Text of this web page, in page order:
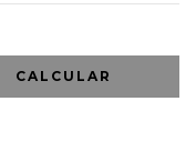
CALCULAR